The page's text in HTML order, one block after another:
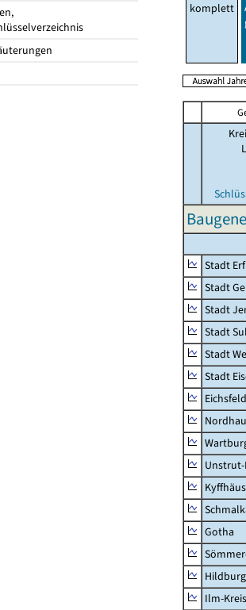
komplett
Stadt
Stadt
Stadt
Stadt
Stadt
Stadt
Eichsfeld
Gotha
Ilm-Kreis